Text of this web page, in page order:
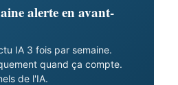
alerte en avant-
IA 3 fois par semaine.
quand ça compte.
de l'IA.